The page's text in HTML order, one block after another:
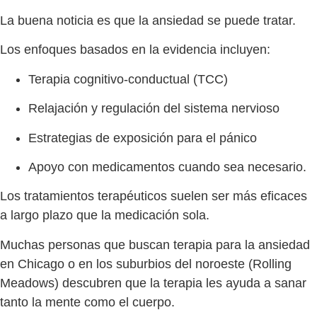
La buena noticia es que la ansiedad se puede tratar.
Los enfoques basados en la evidencia incluyen:
Terapia cognitivo-conductual (TCC)
Relajación y regulación del sistema nervioso
Estrategias de exposición para el pánico
Apoyo con medicamentos cuando sea necesario.
Los tratamientos terapéuticos suelen ser más eficaces
a largo plazo que la medicación sola.
Muchas personas que buscan terapia para la ansiedad
en Chicago o en los suburbios del noroeste (Rolling
Meadows) descubren que la terapia les ayuda a sanar
tanto la mente como el cuerpo.